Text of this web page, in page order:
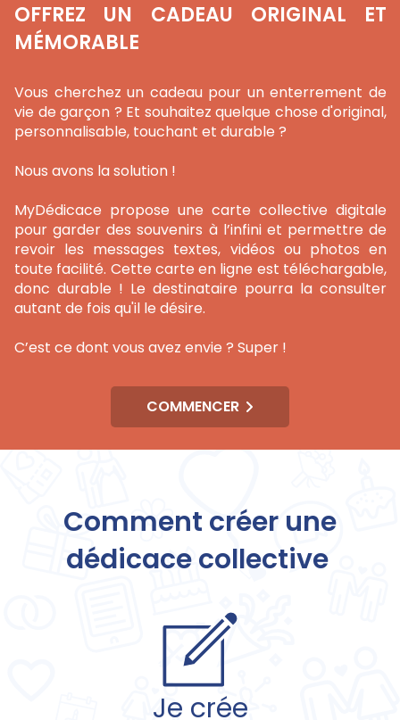
OFFREZ UN CADEAU ORIGINAL ET
MÉMORABLE
Vous cherchez un cadeau pour un enterrement de
vie de garçon ? Et souhaitez quelque chose d'original,
personnalisable, touchant et durable ?
Nous avons la solution !
MyDédicace propose une carte collective digitale
pour garder des souvenirs à l’infini et permettre de
revoir les messages textes, vidéos ou photos en
toute facilité. Cette carte en ligne est téléchargable,
donc durable ! Le destinataire pourra la consulter
autant de fois qu'il le désire.
C’est ce dont vous avez envie ? Super !
COMMENCER
Comment créer une
dédicace collective
Je crée